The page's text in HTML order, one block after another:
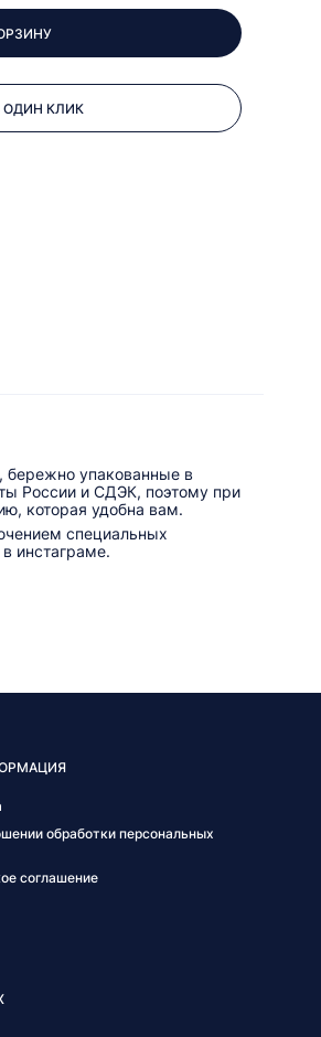
ОДИН КЛИК
бережно упакованные в
России и СДЭК, поэтому при
которая удобна вам.
специальных
инстаграме.
обработки персональных
соглашение